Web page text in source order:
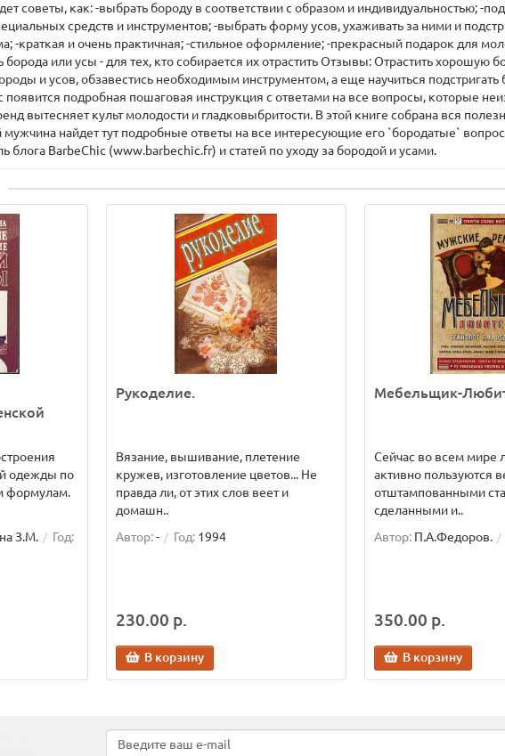
советы, как: -выбрать бороду в соответствии с образом и индивидуальностью; -
средств и инструментов; -выбрать форму усов, ухаживать за ними и
-краткая и очень практичная; -стильное оформление; -прекрасный подарок для
борода или усы - для тех, кто собирается их отрастить Отзывы: Отрастить
и усов, обзавестись необходимым инструментом, а еще научиться подстригать
появится подробная пошаговая инструкция с ответами на все вопросы, которые
вытесняет культ молодости и гладковыбритости. В этой книге собрана вся
мужчина найдет тут подробные ответы на все интересующие его `бородатые`
блога BarbeChic (www.barbechic.fr) и статей по уходу за бородой и усами.
одежды по
формулам.
З.М.
Год:
Рукоделие.
Вязание, вышивание, плетение
кружев, изготовление цветов... Не
правда ли, от этих слов веет и
домашн..
Автор:- Год: 1994
230.00 р.
В корзину
Мебельщик-
Сейчас во всем мире
активно пользуются
отштампованными
сделанными и..
Автор: П.А.Федоров.
350.00 р.
В корзину